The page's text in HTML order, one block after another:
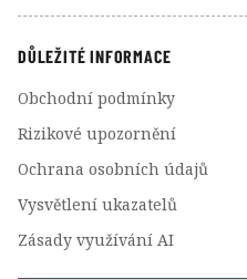
DŮLEŽITÉ INFORMACE
Obchodní podmínky
Rizikové upozornění
Ochrana osobních údajů
Vysvětlení ukazatelů
Zásady využívání AI